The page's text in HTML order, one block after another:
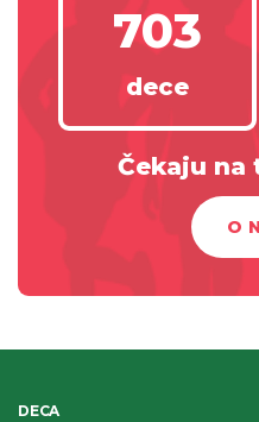
703
dece
Čekaju na
O
DECA